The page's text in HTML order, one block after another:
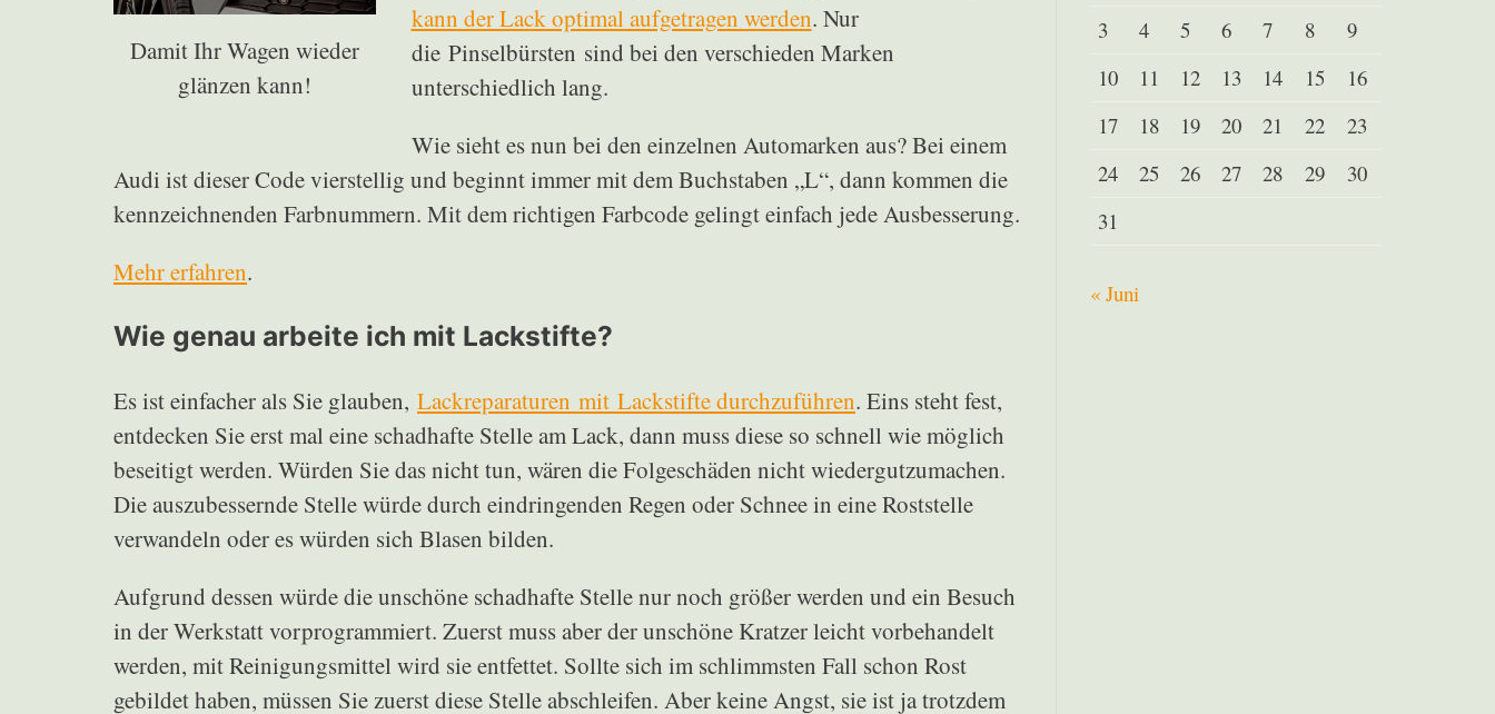
Damit Ihr Wagen wieder
glänzen kann!
kann der Lack optimal aufgetragen werden. Nur
die Pinselbürsten sind bei den verschieden Marken
unterschiedlich lang.
Wie sieht es nun bei den einzelnen Automarken aus? Bei einem
Audi ist dieser Code vierstellig und beginnt immer mit dem Buchstaben „L“, dann kommen die
kennzeichnenden Farbnummern. Mit dem richtigen Farbcode gelingt einfach jede Ausbesserung.
Mehr erfahren.
Wie genau arbeite ich mit Lackstifte?
Es ist einfacher als Sie glauben, Lackreparaturen mit Lackstifte durchzuführen. Eins steht fest,
entdecken Sie erst mal eine schadhafte Stelle am Lack, dann muss diese so schnell wie möglich
beseitigt werden. Würden Sie das nicht tun, wären die Folgeschäden nicht wiedergutzumachen.
Die auszubessernde Stelle würde durch eindringenden Regen oder Schnee in eine Roststelle
verwandeln oder es würden sich Blasen bilden.
Aufgrund dessen würde die unschöne schadhafte Stelle nur noch größer werden und ein Besuch
in der Werkstatt vorprogrammiert. Zuerst muss aber der unschöne Kratzer leicht vorbehandelt
werden, mit Reinigungsmittel wird sie entfettet. Sollte sich im schlimmsten Fall schon Rost
gebildet haben, müssen Sie zuerst diese Stelle abschleifen. Aber keine Angst, sie ist ja trotzdem
3
4 5 6 7 8
9
10
11 12 13 14 15
16
17
18 19 20 21 22
23
24
25 26 27 28 29
30
31
« Juni